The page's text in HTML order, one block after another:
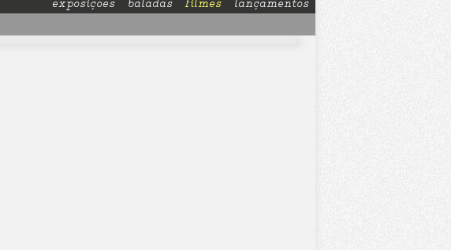
exposições baladas filmes lançamentos